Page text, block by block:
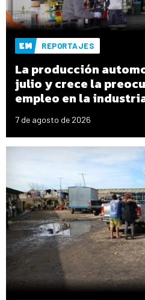
REPORTAJES
La producción
julio y crece la
empleo en la
7 de agosto de 2026